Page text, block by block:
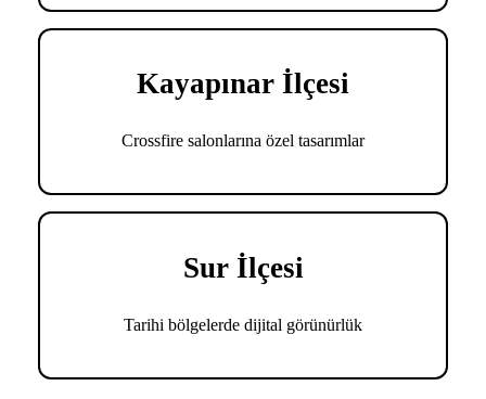
Kayapınar İlçesi
Crossfire salonlarına özel tasarımlar
Sur İlçesi
Tarihi bölgelerde dijital görünürlük